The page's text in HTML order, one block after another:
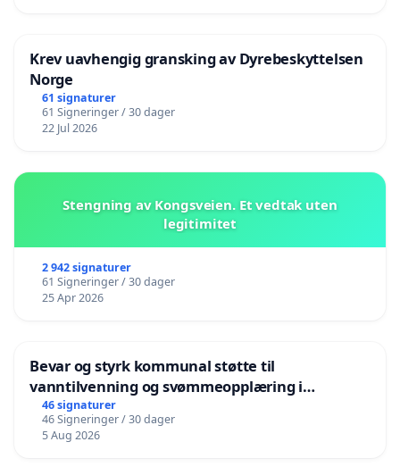
Krev uavhengig gransking av Dyrebeskyttelsen
Norge
61 signaturer
61 Signeringer / 30 dager
22 Jul 2026
Stengning av Kongsveien. Et vedtak uten
legitimitet
2 942 signaturer
61 Signeringer / 30 dager
25 Apr 2026
Bevar og styrk kommunal støtte til
vanntilvenning og svømmeopplæring i
barnehagene i Haugesund
46 signaturer
46 Signeringer / 30 dager
5 Aug 2026